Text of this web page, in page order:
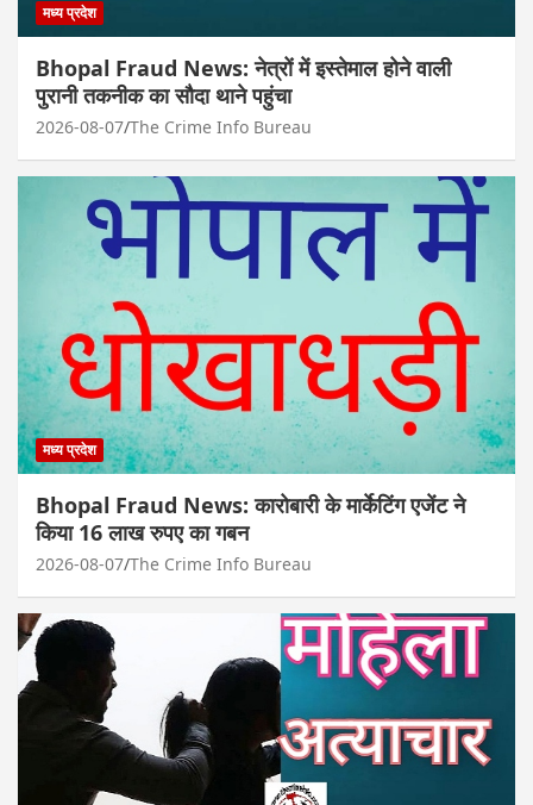
मध्य प्रदेश
Bhopal Fraud News: नेत्रों में इस्तेमाल होने वाली
पुरानी तकनीक का सौदा थाने पहुंचा
2026-08-07 The Crime Info Bureau
मध्य प्रदेश
Bhopal Fraud News: कारोबारी के मार्केटिंग एजेंट ने
किया 16 लाख रुपए का गबन
2026-08-07 The Crime Info Bureau